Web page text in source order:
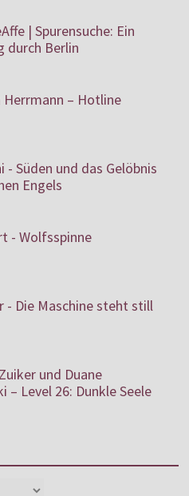
| Spurensuche: Ein
durch Berlin
– Hotline
- Süden und das Gelöbnis
Engels
- Wolfsspinne
- Die Maschine steht still
und Duane
– Level 26: Dunkle Seele